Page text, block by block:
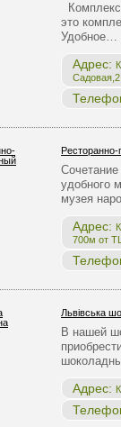
это
Удобное…
Адрес:
удобного
музея
Адрес:
700м от
Львівська
В нашей
Адрес: